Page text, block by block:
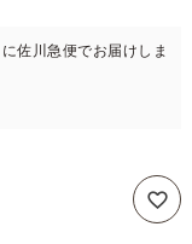
に佐川急便でお届けしま